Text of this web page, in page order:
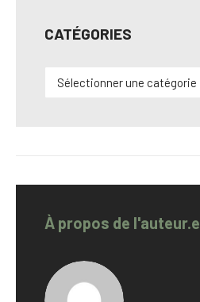
CATÉGORIES
Catégories
À propos de l'auteur.e